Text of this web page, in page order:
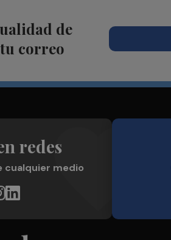
de
correo
redes
cualquier medio